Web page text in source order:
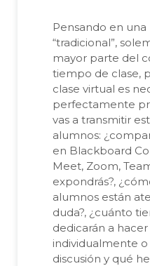
Pensando en
“tradicional”,
mayor parte del
tiempo de clase,
clase virtual es
perfectamente
vas a transmitir
alumnos:
en Blackboard
Meet, Zoom,
expondrás?,
alumnos están
duda?, ¿cuánto
dedicarán a
individualmente
discusión y qué